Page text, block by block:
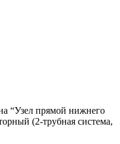
“Узел прямой нижнего
(2-трубная система,